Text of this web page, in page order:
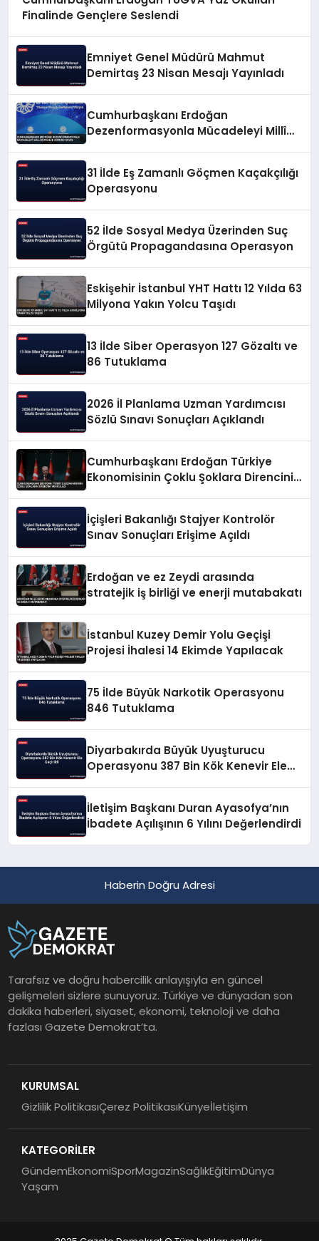
Finalinde Gençlere Seslendi
Emniyet Genel Müdürü Mahmut
Demirtaş 23 Nisan Mesajı Yayınladı
Cumhurbaşkanı Erdoğan
Dezenformasyonla Mücadeleyi Millî
31 İlde Eş Zamanlı Göçmen Kaçakçılığı
Operasyonu
52 İlde Sosyal Medya Üzerinden Suç
Örgütü Propagandasına Operasyon
Eskişehir İstanbul YHT Hattı 12 Yılda 63
Milyona Yakın Yolcu Taşıdı
13 İlde Siber Operasyon 127 Gözaltı ve
86 Tutuklama
2026 İl Planlama Uzman Yardımcısı
Sözlü Sınavı Sonuçları Açıklandı
Cumhurbaşkanı Erdoğan Türkiye
Ekonomisinin Çoklu Şoklara Direncini
İçişleri Bakanlığı Stajyer Kontrolör
Sınav Sonuçları Erişime Açıldı
Erdoğan ve ez Zeydi arasında
stratejik iş birliği ve enerji mutabakatı
İstanbul Kuzey Demir Yolu Geçişi
Projesi İhalesi 14 Ekimde Yapılacak
75 İlde Büyük Narkotik Operasyonu
846 Tutuklama
Diyarbakırda Büyük Uyuşturucu
Operasyonu 387 Bin Kök Kenevir Ele
İletişim Başkanı Duran Ayasofya’nın
İbadete Açılışının 6 Yılını Değerlendirdi
Haberin Doğru Adresi
Tarafsız ve doğru habercilik anlayışıyla en güncel
gelişmeleri sizlere sunuyoruz. Türkiye ve dünyadan son
dakika haberleri, siyaset, ekonomi, teknoloji ve daha
fazlası Gazete Demokrat’ta.
KURUMSAL
Gizlilik PolitikasıÇerez PolitikasıKünyeİletişim
KATEGORİLER
GündemEkonomiSporMagazinSağlıkEğitimDünya
Yaşam